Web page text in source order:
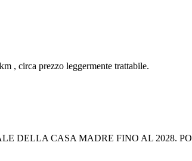
, circa prezzo leggermente trattabile.
DELLA CASA MADRE FINO AL 2028.